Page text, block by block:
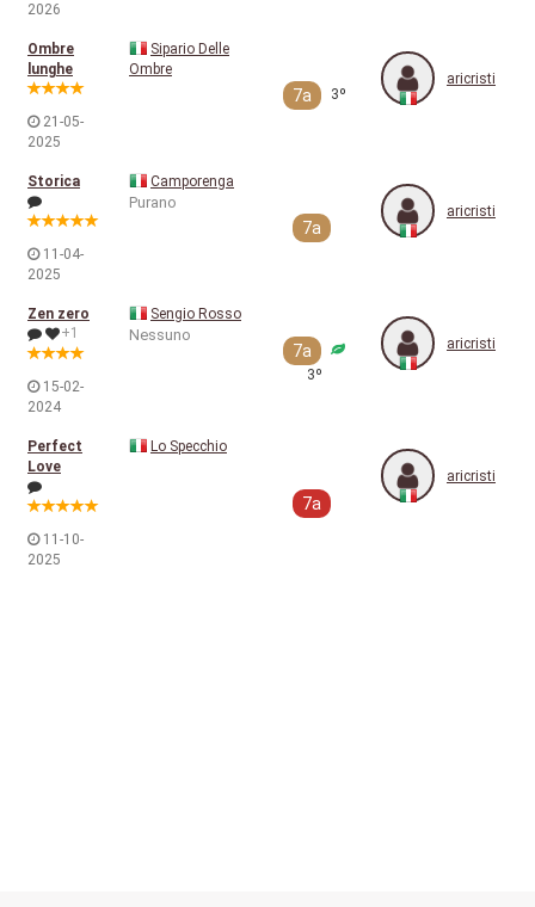
2026
Ombre
lunghe
21-05-
2025
Sipario Delle
Ombre
7a 3º
aricristi
Storica
11-04-
2025
Camporenga
Purano
7a
aricristi
Zen zero
+1
15-02-
2024
Sengio Rosso
Nessuno
7a
3º
aricristi
Perfect
Love
11-10-
2025
Lo Specchio
7a
aricristi